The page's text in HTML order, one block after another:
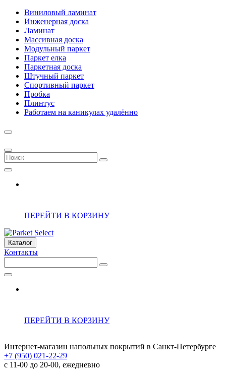
Виниловый ламинат
Инженерная доска
Ламинат
Массивная доска
Модульный паркет
Паркет елка
Паркетная доска
Штучный паркет
Спортивный паркет
Пробка
Плинтус
Работаем на каникулах удалённо
ПЕРЕЙТИ В КОРЗИНУ
Каталог
Контакты
ПЕРЕЙТИ В КОРЗИНУ
Интернет-магазин напольных покрытий в Санкт-Петербурге
+7 (950) 021-22-29
с 11-00 до 20-00, ежедневно